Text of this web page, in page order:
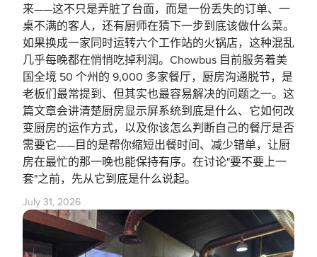
来——这不只是弄脏了台面，而是一份丢失的订单、一
桌不满的客人，还有厨师在猜下一步到底该做什么菜。
如果换成一家同时运转六个工作站的火锅店，这种混乱
几乎每晚都在悄悄吃掉利润。Chowbus 目前服务着美
国全境 50 个州的 9,000 多家餐厅，厨房沟通脱节，是
老板们最常提到、但其实也最容易解决的问题之一。这
篇文章会讲清楚厨房显示屏系统到底是什么、它如何改
变厨房的运作方式，以及你该怎么判断自己的餐厅是否
需要它——目的是帮你缩短出餐时间、减少错单，让厨
房在最忙的那一晚也能保持有序。在讨论"要不要上一
套"之前，先从它到底是什么说起。
July 31, 2026